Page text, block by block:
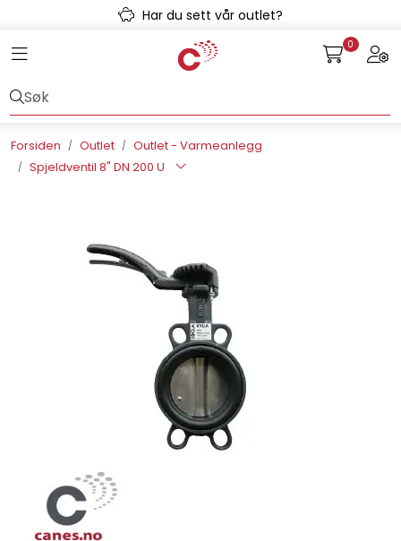
Skip to main contentHar du sett vår outlet?
Toggle navigation 0
Forsiden Outlet
Outlet - Varmeanlegg
Spjeldventil 8" DN 200 U
Kulvert
Radonsikring
Tappevann
Trinnlyd